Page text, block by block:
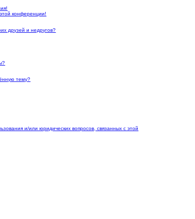
конференции!
друзей и недругов?
тему?
и/или юридических вопросов, связанных с этой